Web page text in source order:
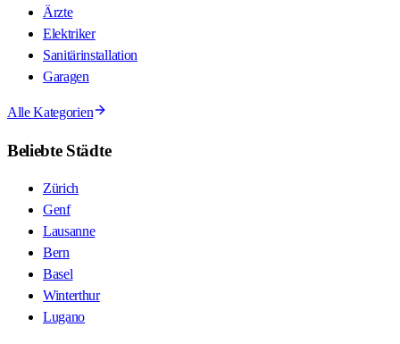
Ärzte
Elektriker
Sanitärinstallation
Garagen
Alle Kategorien
Beliebte Städte
Zürich
Genf
Lausanne
Bern
Basel
Winterthur
Lugano